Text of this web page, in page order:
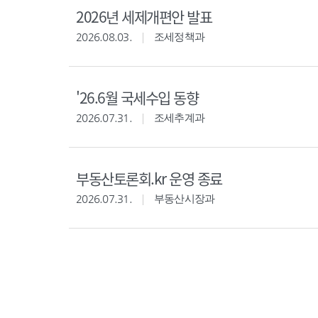
2026년 세제개편안 발표
2026.08.03. 조세정책과
'26.6월 국세수입 동향
2026.07.31. 조세추계과
부동산토론회.kr 운영 종료
2026.07.31. 부동산시장과